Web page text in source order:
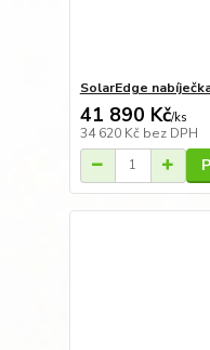
SolarEdge
41 890 Kč/ks
34 620 Kč bez DPH